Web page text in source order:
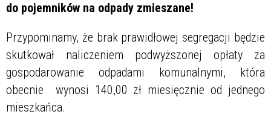
do pojemników na odpady zmieszane!
Przypominamy, że brak prawidłowej segregacji będzie
skutkował naliczeniem podwyższonej opłaty za
gospodarowanie odpadami komunalnymi, która
obecnie wynosi 140,00 zł miesięcznie od jednego
mieszkańca.